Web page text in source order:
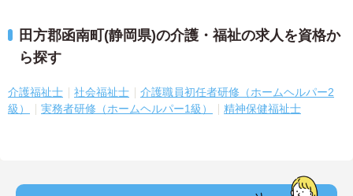
田方郡函南町(静岡県)の介護・福祉の求人を資格か
ら探す
介護福祉士 社会福祉士
介護職員初任者研修（ホームヘルパー2
級）
実務者研修（ホームヘルパー1級） 精神保健福祉士